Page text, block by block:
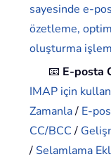
sayesinde e-
özetleme,
oluşturma
📧 E-posta
IMAP için
Zamanla/ E-
CC/BCC/
/ Selamlama